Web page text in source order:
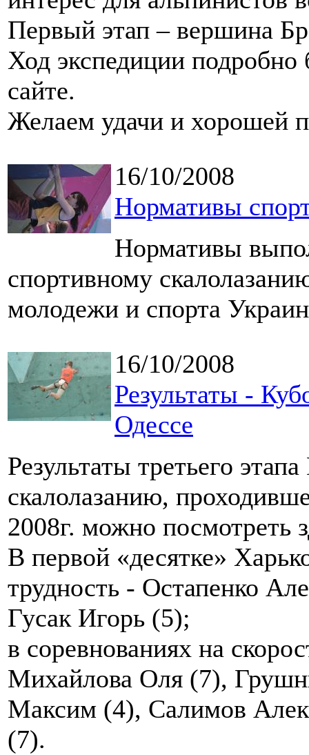
Первый этап – вершина
Ход экспедиции
сайте.
Желаем удачи и хорошей
16/10/2008
Нормативы
Нормативы
спортивному
молодежи и спорта
16/10/2008
Результаты -
Одессе
Результаты третьего
скалолазанию,
2008г. можно посмотреть
В первой «десятке»
трудность - Остапенко
Гусак Игорь (5);
в соревнованиях на
Михайлова Оля (7),
Максим (4), Салимов
(7).